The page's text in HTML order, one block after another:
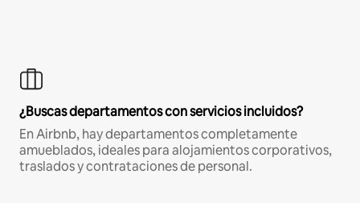
¿Buscas departamentos con servicios incluidos?
En Airbnb, hay departamentos completamente
amueblados, ideales para alojamientos corporativos,
traslados y contrataciones de personal.